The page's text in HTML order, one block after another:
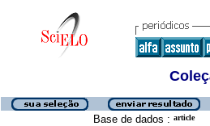
Base de dados : article